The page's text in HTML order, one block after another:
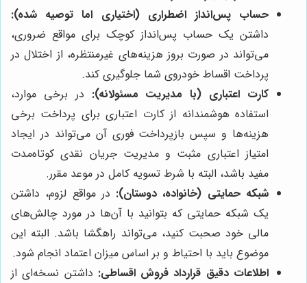
حساب پس‌انداز اضطراری (اختیاری اما توصیه شده):
داشتن یک حساب پس‌انداز کوچک برای مواقع ضروری،
می‌تواند در صورت بروز هزینه‌های غیرمنتظره، از اختلال در
پرداخت اقساط خودروی شما جلوگیری کند.
کارت اعتباری (با مدیریت مسئولانه): در برخی موارد،
استفاده هوشمندانه از کارت اعتباری برای پرداخت برخی
هزینه‌ها و سپس بازپرداخت فوری آن می‌تواند در ایجاد
امتیاز اعتباری مثبت و مدیریت جریان نقدی کوتاه‌مدت
مفید باشد، البته با شرط تسویه کامل در موعد مقرر.
شبکه حمایتی (خانواده، دوستان): در مواقع لزوم، داشتن
یک شبکه حمایتی که بتوانید با آن‌ها در مورد چالش‌های
مالی خود صحبت کنید، می‌تواند راهگشا باشد. البته این
موضوع باید با احتیاط و بر اساس میزان اعتماد انجام شود.
اطلاعات دقیق قرارداد فروش اقساطی: داشتن نسخه‌ای از